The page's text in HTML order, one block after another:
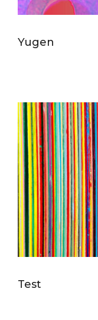
Yugen
Test